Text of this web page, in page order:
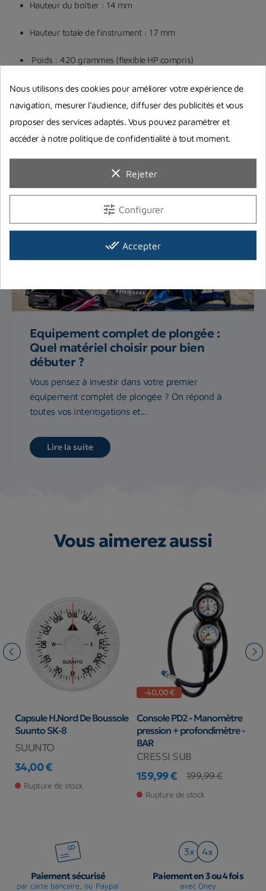
Hauteur du boîtier : 14 mm
Hauteur totale de l’instrument : 17 mm
Poids : 420 grammes (flexible HP compris)
Equipement complet de plongée :
Quel matériel choisir pour bien
débuter ?
Vous pensez à investir dans votre premier
équipement complet de plongée ? On répond à
toutes vos interrogations et...
Lire la suite
Vous aimerez aussi
Capsule H.Nord De Boussole
Suunto SK-8
SUUNTO
Prix
34,00 €
Rupture de stock
-40,00 €
Console PD2 - Manomètre
pression + profondimètre -
BAR
CRESSI SUB
Prix
159,99 €
Prix de base
199,99 €
Rupture de stock
Paiement sécurisé
par carte bancaire, ou Paypal
Paiement en 3 ou 4 fois
avec Oney
Nous utilisons des cookies pour améliorer votre expérience de
navigation, mesurer l’audience, diffuser des publicités et vous
proposer des services adaptés. Vous pouvez paramétrer et
accéder à notre politique de confidentialité à tout moment.
clear Rejeter
tune Configurer
done_all Accepter